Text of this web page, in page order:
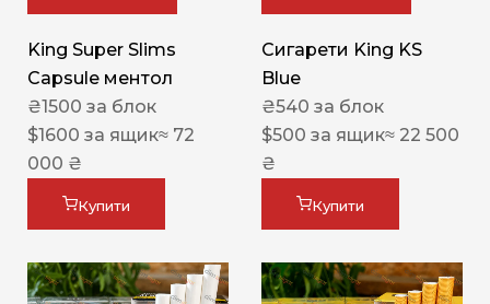
King Super Slims
Capsule ментол
₴1500 за блок
$1600 за ящик≈ 72
000 ₴
Купити
Сигарети King KS
Blue
₴540 за блок
$500 за ящик≈ 22 500
₴
Купити